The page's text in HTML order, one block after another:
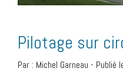
Pilotage sur
Par : Michel Garneau - Publié